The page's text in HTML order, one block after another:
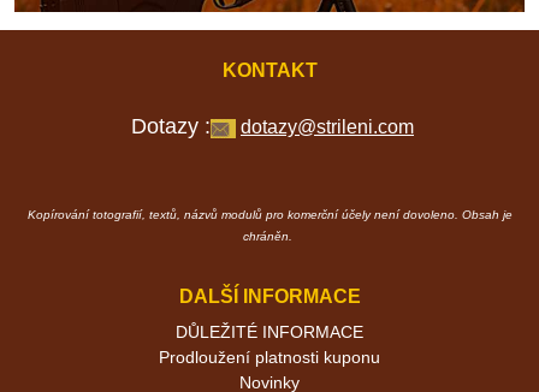
KONTAKT
Dotazy : dotazy@strileni.com
Kopírování totografií, textů, názvů modulů pro komerční účely není dovoleno. Obsah je
chráněn.
DALŠÍ INFORMACE
DŮLEŽITÉ INFORMACE
Prodloužení platnosti kuponu
Novinky